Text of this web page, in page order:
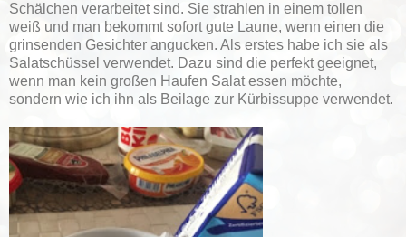
Schälchen verarbeitet sind. Sie strahlen in einem tollen
weiß und man bekommt sofort gute Laune, wenn einen die
grinsenden Gesichter angucken. Als erstes habe ich sie als
Salatschüssel verwendet. Dazu sind die perfekt geeignet,
wenn man kein großen Haufen Salat essen möchte,
sondern wie ich ihn als Beilage zur Kürbissuppe verwendet.